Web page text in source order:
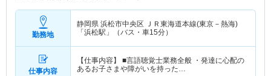
勤務地
静岡県 浜松市中央区 ＪＲ東海道本線(東京－熱海)
「浜松駅」（バス・車15分）
仕事内容
【仕事内容】 ■言語聴覚士業務全般 ・発達に心配の
あるお子さまや障がいを持った…